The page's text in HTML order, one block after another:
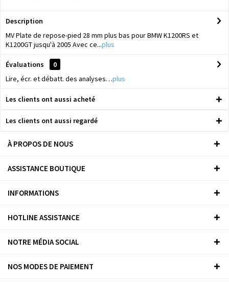
Description
MV Plate de repose-pied 28 mm plus bas pour BMW K1200RS et
K1200GT jusqu'à 2005 Avec ce...plus
Évaluations
0
Lire, écr. et débatt. des analyses…plus
Les clients ont aussi acheté
Les clients ont aussi regardé
À PROPOS DE NOUS
ASSISTANCE BOUTIQUE
INFORMATIONS
HOTLINE ASSISTANCE
NOTRE MÉDIA SOCIAL
NOS MODES DE PAIEMENT